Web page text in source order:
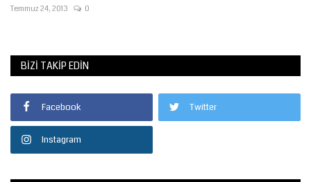
Temmuz 24, 2013 0
BIZI TAKIP EDIN
Facebook Twitter
Instagram